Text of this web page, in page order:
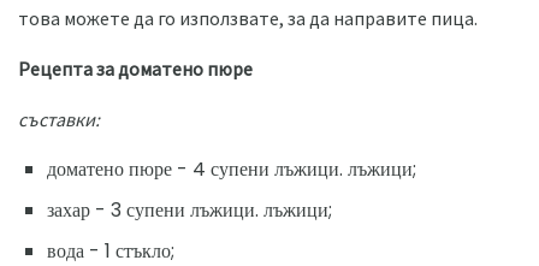
това можете да го използвате, за да направите пица.
Рецепта за доматено пюре
съставки:
доматено пюре - 4 супени лъжици. лъжици;
захар - 3 супени лъжици. лъжици;
вода - 1 стъкло;